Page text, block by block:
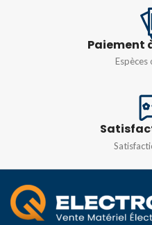
Paiement
Espèces